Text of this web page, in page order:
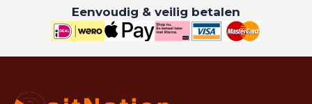
Eenvoudig & veilig betalen